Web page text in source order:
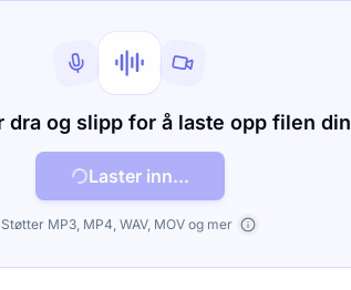
dra og slipp for å laste opp filen din
Laster inn...
Støtter MP3, MP4, WAV, MOV og mer